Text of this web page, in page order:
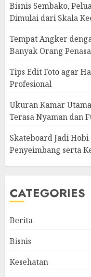
Bisnis Sembako,
Dimulai dari Skala
Tempat Angker
Banyak Orang
Tips Edit Foto agar
Profesional
Ukuran Kamar
Terasa Nyaman dan
Skateboard Jadi
Penyeimbang serta
CATEGORIES
Berita
Bisnis
Kesehatan